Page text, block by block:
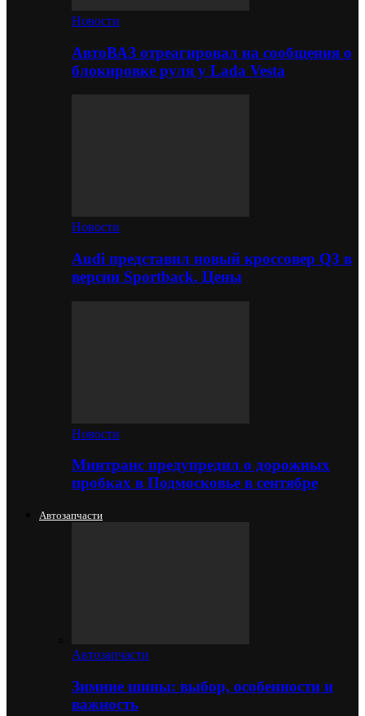
Новости
АвтоВАЗ отреагировал на сообщения о
блокировке руля у Lada Vesta
Новости
Audi представил новый кроссовер Q3 в
версии Sportback. Цены
Новости
Минтранс предупредил о дорожных
пробках в Подмосковье в сентябре
Автозапчасти
Автозапчасти
Зимние шины: выбор, особенности и
важность